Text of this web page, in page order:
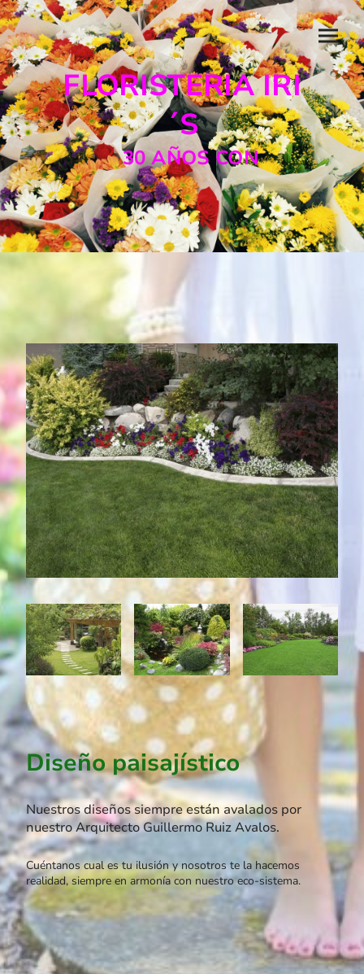
FLORISTERIA IRI
´S
30 AÑOS CON
SUS CLIENTES
Diseño paisajístico
Nuestros diseños siempre están avalados por
nuestro Arquitecto Guillermo Ruiz Avalos.
Cuéntanos cual es tu ilusión y nosotros te la hacemos
realidad, siempre en armonía con nuestro eco-sistema.